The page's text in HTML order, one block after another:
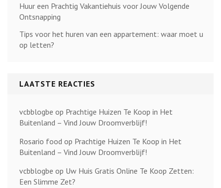
Huur een Prachtig Vakantiehuis voor Jouw Volgende
Ontsnapping
Tips voor het huren van een appartement: waar moet u
op letten?
LAATSTE REACTIES
vcbblogbe op Prachtige Huizen Te Koop in Het
Buitenland – Vind Jouw Droomverblijf!
Rosario food op Prachtige Huizen Te Koop in Het
Buitenland – Vind Jouw Droomverblijf!
vcbblogbe op Uw Huis Gratis Online Te Koop Zetten:
Een Slimme Zet?